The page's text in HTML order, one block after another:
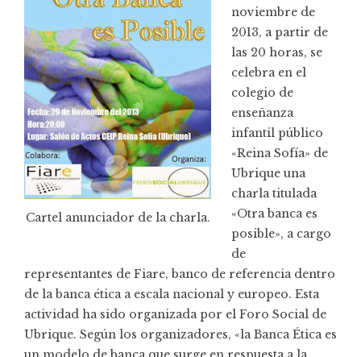
Cartel anunciador de la charla.
noviembre de
2013, a partir de
las 20 horas, se
celebra en el
colegio de
enseñanza
infantil público
«Reina Sofía» de
Ubrique una
charla titulada
«Otra banca es
posible», a cargo
de
representantes de Fiare, banco de referencia dentro
de la banca ética a escala nacional y europeo. Esta
actividad ha sido organizada por el Foro Social de
Ubrique. Según los organizadores, «la Banca Ética es